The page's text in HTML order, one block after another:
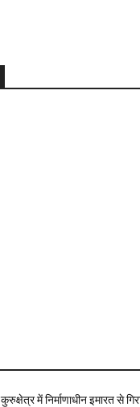
कुरुक्षेत्र में निर्माणाधीन इमारत से